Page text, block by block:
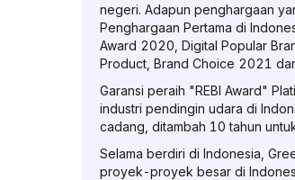
negeri. Adapun penghargaan
Penghargaan Pertama di
Award 2020, Digital Popular
Product, Brand Choice 2021
Garansi peraih "REBI Award"
industri pendingin udara di
cadang, ditambah 10 tahun
Selama berdiri di Indonesia,
proyek-proyek besar di